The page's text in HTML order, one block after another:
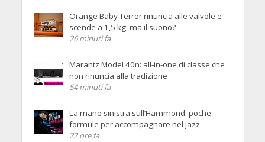
Orange Baby Terror rinuncia alle valvole e
scende a 1,5 kg, ma il suono?
26 minuti fa
Marantz Model 40n: all-in-one di classe che
non rinuncia alla tradizione
54 minuti fa
La mano sinistra sull’Hammond: poche
formule per accompagnare nel jazz
22 ore fa